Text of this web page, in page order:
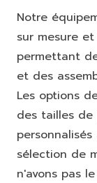
Notre
sur mesure
permettant
et des
Les options
des tailles
sélection de
n'avons pas